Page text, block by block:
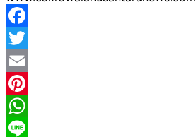
Facebook
Twitter
Email
Pinterest
WhatsApp